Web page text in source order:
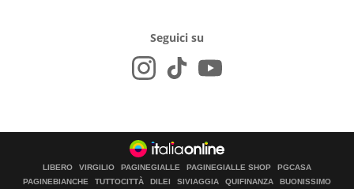
Seguici su
LIBERO VIRGILIO PAGINEGIALLE PAGINEGIALLE SHOP
PGCASA
PAGINEBIANCHE
TUTTOCITTÀ DILEI SIVIAGGIA QUIFINANZA
BUONISSIMO